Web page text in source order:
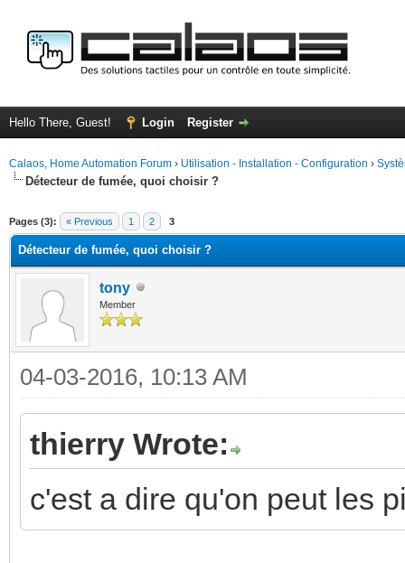
Hello There, Guest! Login Register
Calaos, Home Automation Forum › Utilisation - Installation - Configuration ›
Détecteur de fumée, quoi choisir ?
Pages (3): « Previous 1 2 3
Détecteur de fumée, quoi choisir ?
tony
Member
04-03-2016, 10:13 AM
thierry Wrote:
c'est a dire qu'on peut les